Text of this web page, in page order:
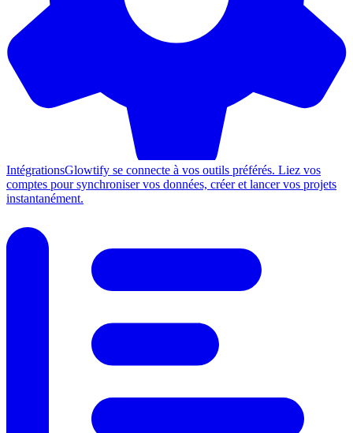
IntégrationsGlowtify se connecte à vos outils préférés. Liez vos
comptes pour synchroniser vos données, créer et lancer vos projets
instantanément.